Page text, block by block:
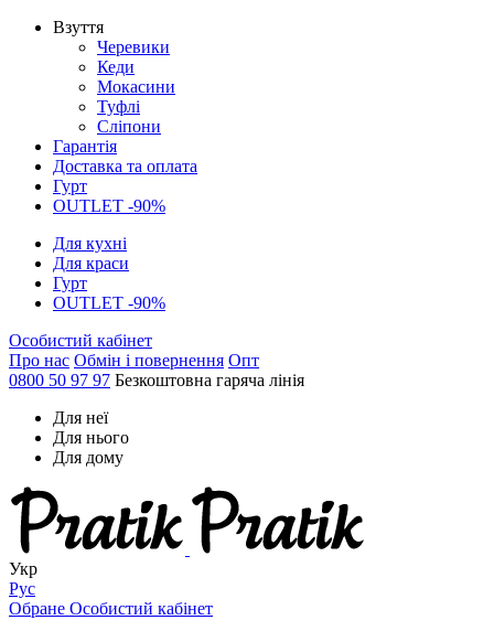
Взуття
Черевики
Кеди
Мокасини
Туфлі
Сліпони
Гарантія
Доставка та оплата
Гурт
OUTLET -90%
Для кухні
Для краси
Гурт
OUTLET -90%
Особистий кабінет
Про нас Обмін і повернення Опт
0800 50 97 97 Безкоштовна гаряча лінія
Для неї
Для нього
Для дому
Укр
Рус
Обране Особистий кабінет